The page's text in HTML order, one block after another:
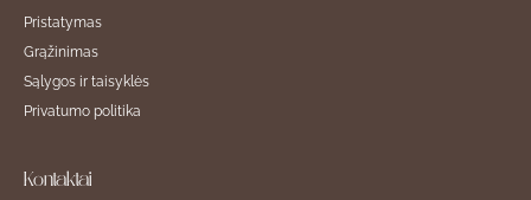
Pristatymas
Grąžinimas
Sąlygos ir taisyklės
Privatumo politika
Kontaktai